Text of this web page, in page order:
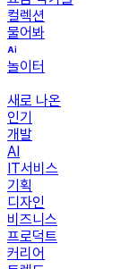
컬렉션
물어봐
놀이터
새로 나온
인기
개발
AI
IT서비스
기획
디자인
비즈니스
프로덕트
커리어